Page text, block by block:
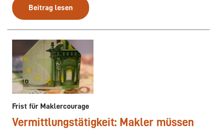
Beitrag lesen
Frist für Maklercourage
Vermittlungstätigkeit: Makler müssen